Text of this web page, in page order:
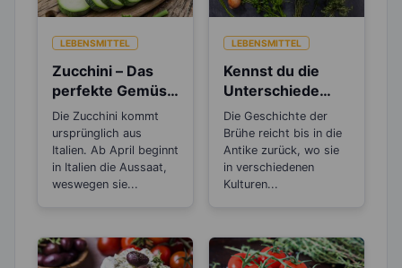
LEBENSMITTEL
Zucchini – Das
perfekte Gemüse
zum Abnehmen
Die Zucchini kommt
ursprünglich aus
Italien. Ab April beginnt
in Italien die Aussaat,
weswegen sie...
LEBENSMITTEL
Kennst du die
Unterschiede
zwischen Brühe,
Fond und
Bouillon?
Die Geschichte der
Brühe reicht bis in die
Antike zurück, wo sie
in verschiedenen
Kulturen...